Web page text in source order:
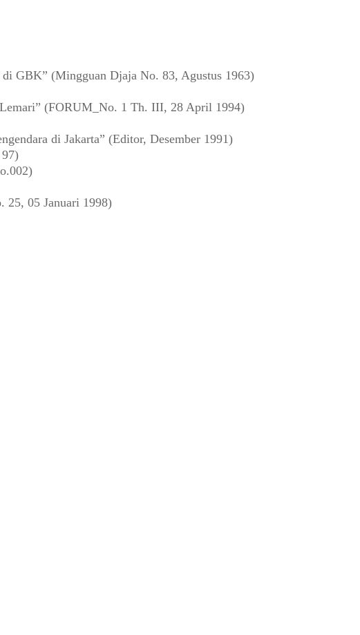
di GBK” (Mingguan Djaja No. 83, Agustus 1963)
(FORUM_No. 1 Th. III, 28 April 1994)
di Jakarta” (Editor, Desember 1991)
25, 05 Januari 1998)